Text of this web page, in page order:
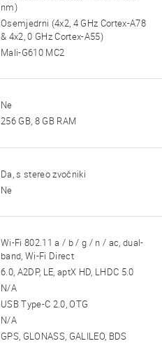
nm)
Osemjedrni (4x2, 4 GHz Cortex-A78
& 4x2, 0 GHz Cortex-A55)
Mali-G610 MC2
Ne
256 GB, 8 GB RAM
Da, s stereo zvočniki
Ne
Wi-Fi 802.11 a / b / g / n / ac, dual-
band, Wi-Fi Direct
6.0, A2DP, LE, aptX HD, LHDC 5.0
N/A
USB Type-C 2.0, OTG
N/A
GPS, GLONASS, GALILEO, BDS